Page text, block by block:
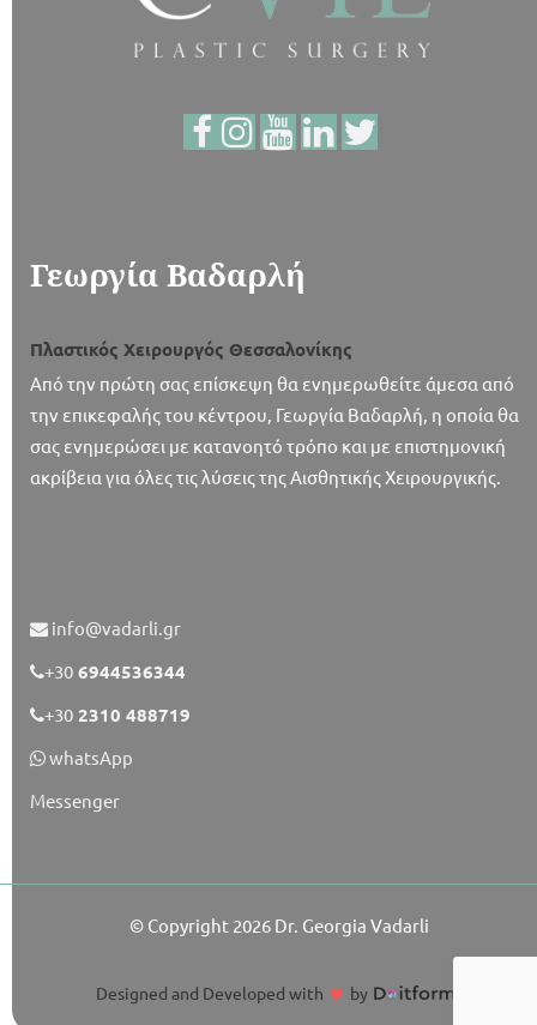
Γεωργία Βαδαρλή
Πλαστικός Χειρουργός Θεσσαλονίκης
Από την πρώτη σας επίσκεψη θα ενημερωθείτε άμεσα από
την επικεφαλής του κέντρου, Γεωργία Βαδαρλή, η οποία θα
σας ενημερώσει με κατανοητό τρόπο και με επιστημονική
ακρίβεια για όλες τις λύσεις της Αισθητικής Χειρουργικής.
info@vadarli.gr
+30 6944536344
+30 2310 488719
whatsApp
Messenger
© Copyright 2026 Dr. Georgia Vadarli
Designed and Developed with ♥ by